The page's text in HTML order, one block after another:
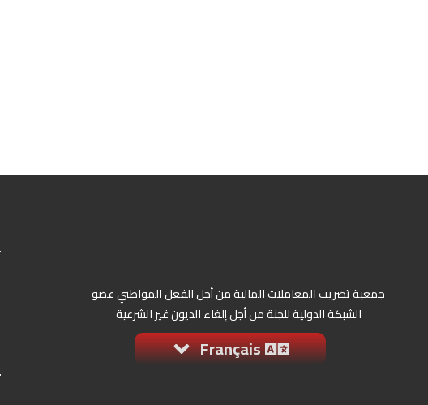
جمعية تضريب المعاملات المالية من أجل الفعل المواطني عضو
الشبكة الدولية للجنة من أجل إلغاء الديون غير الشرعية
Français